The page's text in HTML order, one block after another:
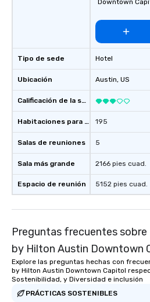
opportunities to support them as
We welcome the opportunity to
and look forward to meeting you.
Tipo de sede
Ubicación
Calificación de la sede
Habitaciones para huéspedes
Salas de reuniones
Sala más grande
Espacio de reunión
Downtown
Hotel
Austin, US
195
5
2166 pies cuad.
5152 pies cuad.
Preguntas frecuentes sobre
by Hilton Austin Downtown
Explore las preguntas hechas con
by Hilton Austin Downtown Capitol
Sostenibilidad, y Diversidad e inclusión
PRÁCTICAS SOSTENIBLES